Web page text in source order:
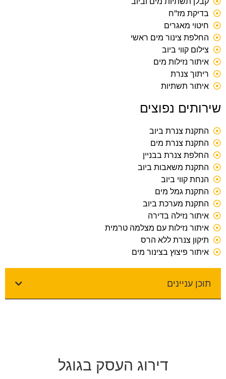
בדיקת מז"ח
חיטוי מאגרים
החלפת צינור מים ראשי
צילום קווי ביוב
איתור נזילות מים
ריתוך צנרת
איתור תשתיות
שירותים נפוצים
התקנת צנרת ביוב
התקנת צנרת מים
החלפת צנרת בבניין
התקנת משאבות ביוב
הנחת קווי ביוב
התקנת גמל מים
התקנת מערכת ביוב
איתור נזילה בדירה
איתור נזילות עם מצלמה טרמית
תיקון צנרת ללא הרס
איתור פיצוץ בצינור מים
תוכן עניינים
דירוג העסק בגוגל